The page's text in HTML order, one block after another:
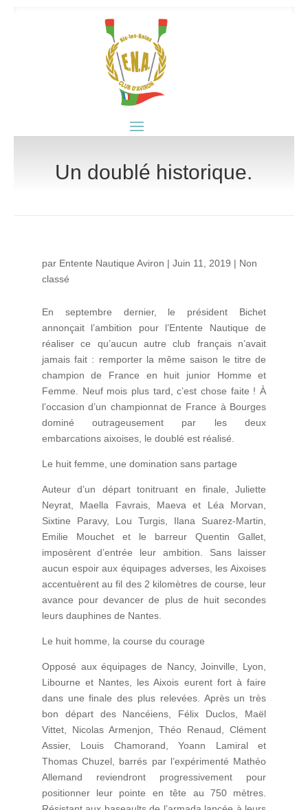
Un doublé historique.
par Entente Nautique Aviron | Juin 11, 2019 | Non
classé
En septembre dernier, le président Bichet
annonçait l’ambition pour l’Entente Nautique de
réaliser ce qu’aucun autre club français n’avait
jamais fait : remporter la même saison le titre de
champion de France en huit junior Homme et
Femme. Neuf mois plus tard, c’est chose faite ! À
l’occasion d’un championnat de France à Bourges
dominé outrageusement par les deux
embarcations aixoises, le doublé est réalisé.
Le huit femme, une domination sans partage
Auteur d’un départ tonitruant en finale, Juliette
Neyrat, Maella Favrais, Maeva et Léa Morvan,
Sixtine Paravy, Lou Turgis, Ilana Suarez-Martin,
Emilie Mouchet et le barreur Quentin Gallet,
imposèrent d’entrée leur ambition. Sans laisser
aucun espoir aux équipages adverses, les Aixoises
accentuèrent au fil des 2 kilomètres de course, leur
avance pour devancer de plus de huit secondes
leurs dauphines de Nantes.
Le huit homme, la course du courage
Opposé aux équipages de Nancy, Joinville, Lyon,
Libourne et Nantes, les Aixois eurent fort à faire
dans une finale des plus relevées. Après un très
bon départ des Nancéiens, Félix Duclos, Maël
Vittet, Nicolas Armenjon, Théo Renaud, Clément
Assier, Louis Chamorand, Yoann Lamiral et
Thomas Chuzel, barrés par l’expérimenté Mathéo
Allemand reviendront progressivement pour
positionner leur pointe en tête au 750 mètres.